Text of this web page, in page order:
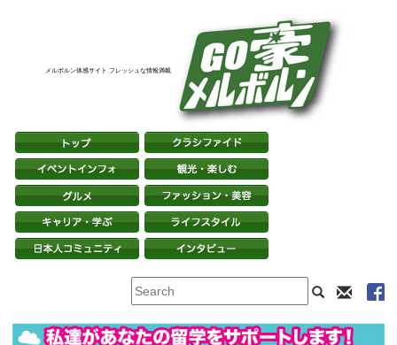
メルボルン体感サイト フレッシュな情報満載